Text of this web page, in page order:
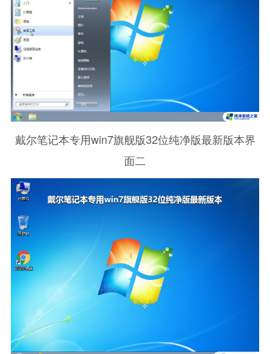
戴尔笔记本专用win7旗舰版32位纯净版最新版本界
面二